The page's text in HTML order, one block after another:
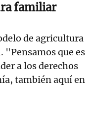
familiar
de agricultura
que es
a los derechos
también aquí en